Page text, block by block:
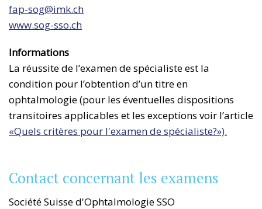
fap-sog@imk.ch
www.sog-sso.ch
Informations
La réussite de l’examen de spécialiste est la
condition pour l’obtention d’un titre en
ophtalmologie (pour les éventuelles dispositions
transitoires applicables et les exceptions voir l’article
«Quels critères pour l'examen de spécialiste?»).
Contact concernant les examens
Société Suisse d'Ophtalmologie SSO